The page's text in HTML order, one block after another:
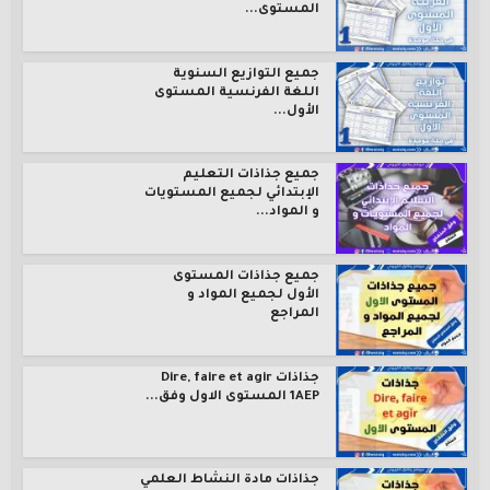
المستوى...
جميع التوازيع السنوية
اللغة الفرنسية المستوى
الأول...
جميع جذاذات التعليم
الإبتدائي لجميع المستويات
و المواد...
جميع جذاذات المستوى
الأول لجميع المواد و
المراجع
جذاذات Dire, faire et agir
1AEP المستوى الاول وفق...
جذاذات مادة النشاط العلمي